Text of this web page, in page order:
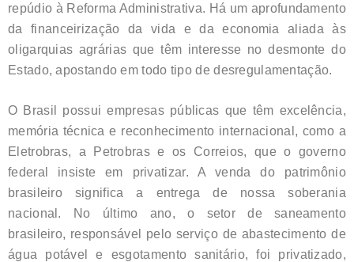
repúdio à Reforma Administrativa. Há um aprofundamento
da financeirização da vida e da economia aliada às
oligarquias agrárias que têm interesse no desmonte do
Estado, apostando em todo tipo de desregulamentação.
O Brasil possui empresas públicas que têm excelência,
memória técnica e reconhecimento internacional, como a
Eletrobras, a Petrobras e os Correios, que o governo
federal insiste em privatizar. A venda do patrimônio
brasileiro significa a entrega de nossa soberania
nacional. No último ano, o setor de saneamento
brasileiro, responsável pelo serviço de abastecimento de
água potável e esgotamento sanitário, foi privatizado,